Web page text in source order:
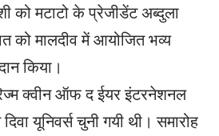
को मटाटो के प्रेजीडेंट अब्दुला
को मालदीव में आयोजित भव्य
किया।
क्वीन ऑफ द ईयर इंटरनेशनल
यूनिवर्स चुनी गयी थी। समारोह